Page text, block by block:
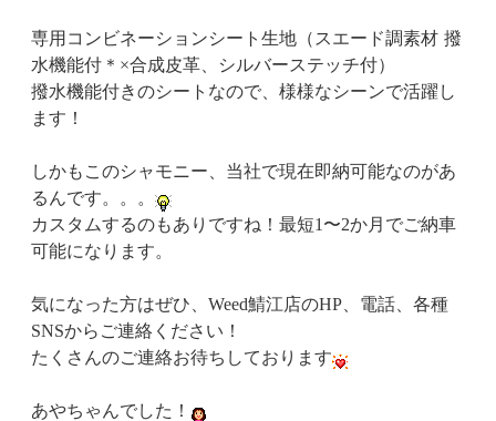
専用コンビネーションシート生地（スエード調素材 撥
水機能付 ＊ ×合成皮革、シルバーステッチ付）
撥水機能付きのシートなので、様様なシーンで活躍し
ます！
しかもこのシャモニー、当社で現在即納可能なのがあ
るんです。。。
カスタムするのもありですね！最短1〜2か月でご納車
可能になります。
気になった方はぜひ、Weed鯖江店のHP、電話、各種
SNSからご連絡ください！
たくさんのご連絡お待ちしております
あやちゃんでした！